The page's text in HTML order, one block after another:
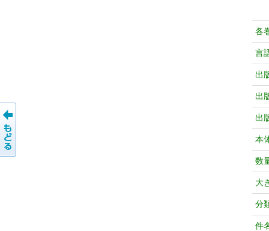
各
言
出
出
出
本
数
大
分
件